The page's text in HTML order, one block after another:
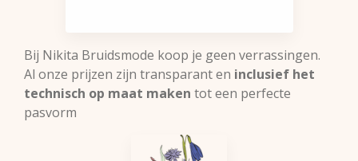
Bij Nikita Bruidsmode koop je geen verrassingen.
Al onze prijzen zijn transparant en inclusief het
technisch op maat maken tot een perfecte
pasvorm